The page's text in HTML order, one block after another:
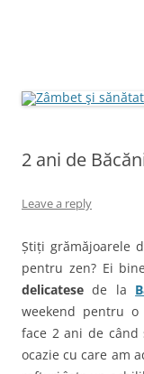
2 ani de
Leave a reply
Știți grămăjoarele
pentru zen? Ei
delicatese de la
weekend pentru o
face 2 ani de când
ocazie cu care am